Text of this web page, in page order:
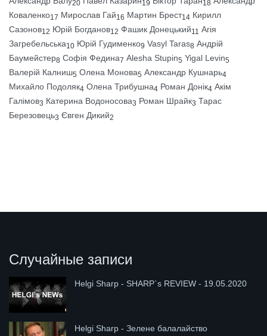
20 19 18
Коваленко17 Мирослав Гай16 Мартин Брест14 Кирилл
Сазонов12 Юрій Богданов12 Фашик Донецький11 Агія
Загребельська10 Юрій Гудименко9 Vasyl Taras8 Андрій
Баумейстер8 Софія Федина7 Alesha Stupin5 Yigal Levin5
Валерій Калниш5 Олена Монова5 Александр Кушнарь4
Михайло Подоляк4 Олена Трибушна4 Роман Донік4 Акім
Галімов3 Катерина Водоносова3 Роман Шрайк3 Тарас
Березовець3 Євген Дикий2
Случайные записи
Helgi Sharp - SHARP`s REVIEW - 19.05.2020
Helgi Sharp - Зелене балалайство